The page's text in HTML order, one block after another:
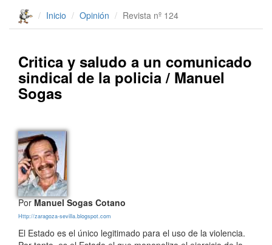
Inicio Opinión Revista nº 124
Critica y saludo a un comunicado
sindical de la policia / Manuel
Sogas
PorManuel Sogas Cotano
Http://zaragoza-sevilla.blogspot.com
El Estado es el único legitimado para el uso de la violencia.